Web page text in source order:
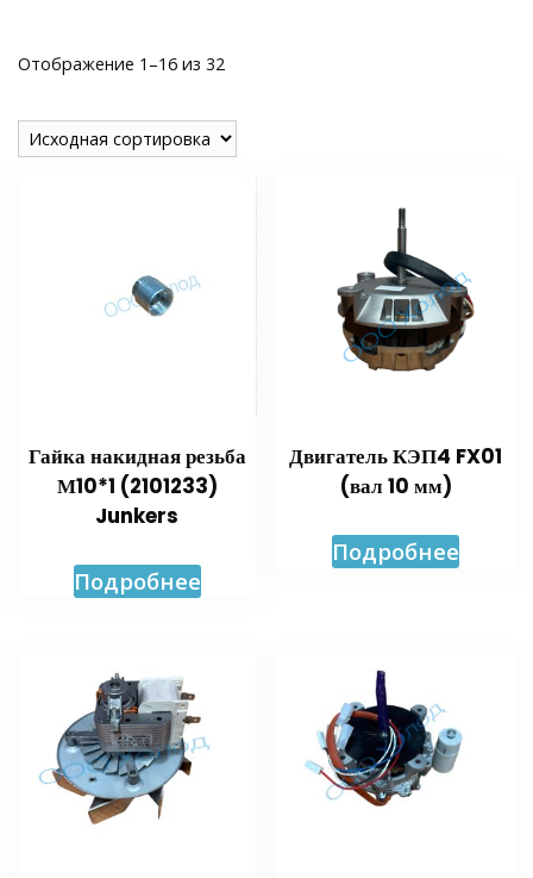
Отображение 1–16 из 32
Гайка накидная резьба
М10*1 (2101233)
Junkers
Подробнее
Двигатель КЭП4 FX01
(вал 10 мм)
Подробнее